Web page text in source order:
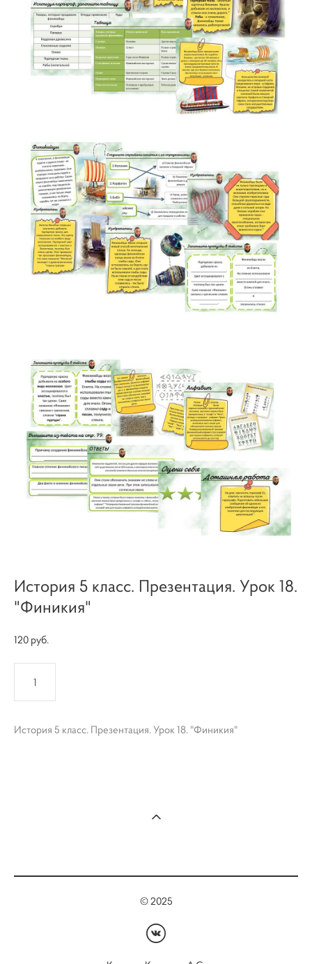
История 5 класс. Презентация. Урок 18.
"Финикия"
120 pуб.
История 5 класс. Презентация. Урок 18. "Финикия"
© 2025